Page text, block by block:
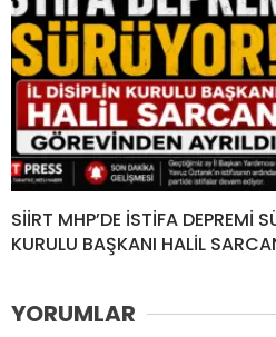
SİİRT MHP’DE İSTİFA DEPREMİ
KURULU BAŞKANI HALİL
YORUMLAR